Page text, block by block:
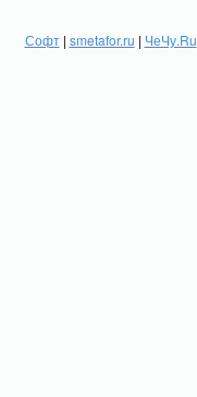
Софт| smetafor.ru | ЧеЧу.Ru